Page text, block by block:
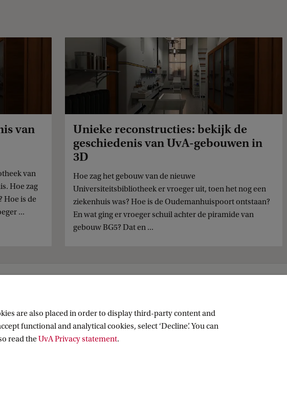
van
van
Hoe zag
Hoe is de
...
Unieke reconstructies: bekijk de
geschiedenis van UvA-gebouwen in
3D
Hoe zag het gebouw van de nieuwe
Universiteitsbibliotheek er vroeger uit, toen het nog een
ziekenhuis was? Hoe is de Oudemanhuispoort ontstaan?
En wat ging er vroeger schuil achter de piramide van
gebouw BG5? Dat en ...
are also placed in order to display third-party content and
functional and analytical cookies, select ‘Decline’. You can
read theUvA Privacy statement.